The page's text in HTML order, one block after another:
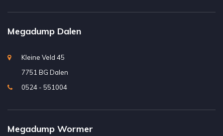
Megadump Dalen
Kleine Veld 45
7751 BG Dalen
0524 - 551004
Megadump Wormer